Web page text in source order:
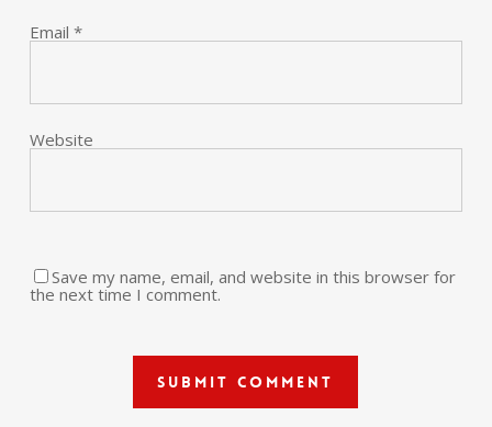
Email *
Website
Save my name, email, and website in this browser for
the next time I comment.